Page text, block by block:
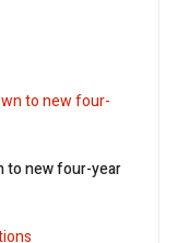
to new four-year